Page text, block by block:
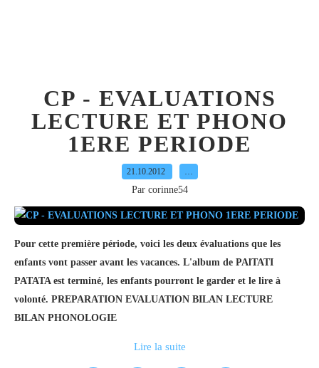
CP - EVALUATIONS
LECTURE ET PHONO
1ERE PERIODE
21.10.2012 …
Par corinne54
Pour cette première période, voici les deux évaluations que les
enfants vont passer avant les vacances. L'album de PAlTATI
PATATA est terminé, les enfants pourront le garder et le lire à
volonté. PREPARATION EVALUATION BILAN LECTURE
BILAN PHONOLOGIE
Lire la suite